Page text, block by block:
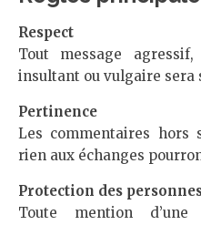
Respect
Tout message
insultant ou vulgaire sera
Pertinence
Les commentaires hors
rien aux échanges
Protection des
Toute mention d’une